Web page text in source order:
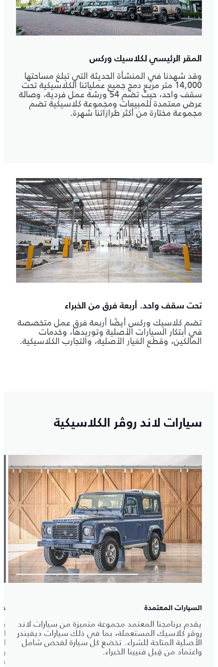
المقر الرئيسي لكلاسيك وركس
وقد شهدنا في المنشأة الحديثة التي تبلغ مساحتها
14,000 متر مربع دمج جميع عملياتنا الكلاسيكية تحت
سقف واحد، حيث تضم 54 ورشة عمل فردية، وصالة
عرض معتمدة للمبيعات ومجموعة كلاسيكية تضم
مجموعة مختارة من أكثر طرازاتنا شهرة.
تحت سقف واحد. أربعة فرق من الخبراء
تضم كلاسيك وركس أيضًا أربعة فرق عمل متخصصة
في ابتكار السيارات الأصلية وتوريدها، وخدمات
المالكين، وقطع الغيار الأصلية، والتجارب الكلاسيكية.
سيارات لاند روڤر الكلاسيكية
السيارات المعتمدة
يقدم برنامجنا المعتمد مجموعة متميزة من سيارات لاند
روڤر كلاسيك المستعملة، بما في ذلك سيارات ديفيندر
الأصلية المتاحة للشراء. تخضع كل سيارة لفحص شامل
واعتماد من قِبل فنيينا الخبراء.